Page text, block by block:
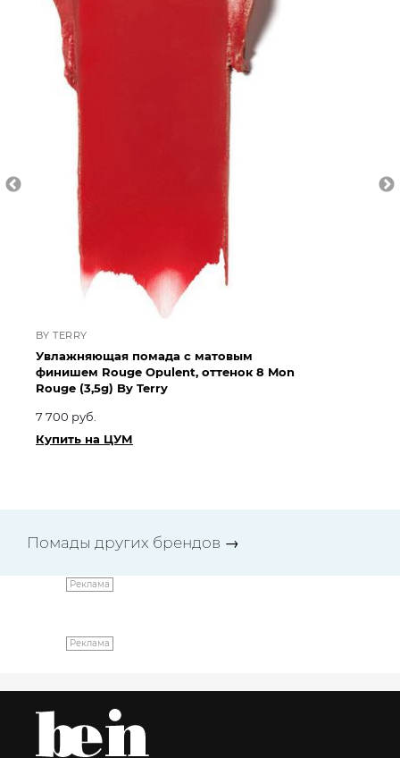
BY TERRY
Увлажняющая помада с матовым
финишем Rouge Opulent, оттенок 8 Mon
Rouge (3,5g) By Terry
7 700 руб.
Купить на ЦУМ
Помады других брендов →
Реклама
Реклама